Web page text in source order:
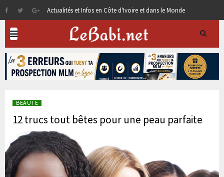
Actualités et Infos en Côte d'Ivoire et dans le Monde
BEAUTE
12 trucs tout bêtes pour une peau parfaite